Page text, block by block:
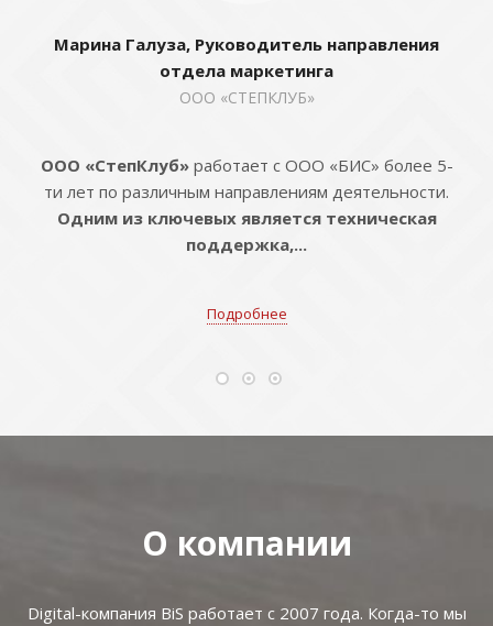
Марина Галуза, Руководитель направления
отдела маркетинга
ООО «СТЕПКЛУБ»
ООО «СтепКлуб»работает с ООО «БИС» более 5-
ти лет по различным направлениям деятельности.
Одним из ключевых является техническая
поддержка,...
Подробнее
О компании
Digital-компания BiS работает с 2007 года. Когда-то мы